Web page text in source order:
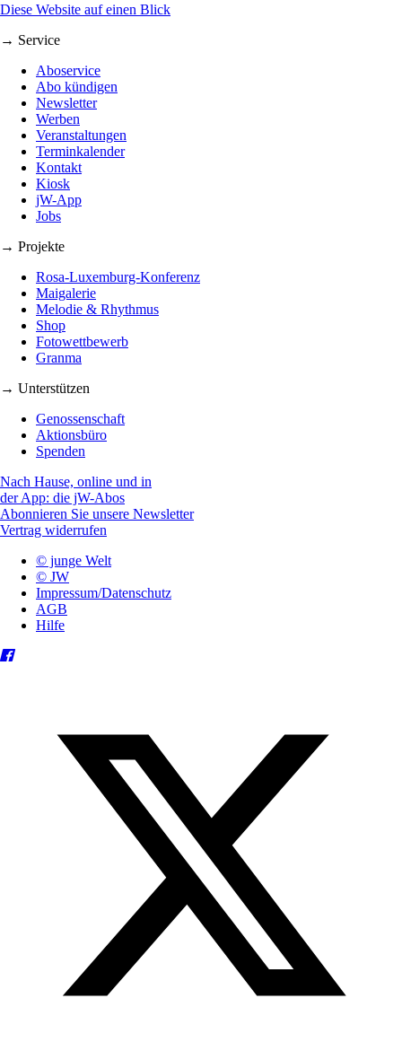
Diese Website auf einen Blick
→ Service
Aboservice
Abo kündigen
Newsletter
Werben
Veranstaltungen
Terminkalender
Kontakt
Kiosk
jW-App
Jobs
→ Projekte
Rosa-Luxemburg-Konferenz
Maigalerie
Melodie & Rhythmus
Shop
Fotowettbewerb
Granma
→ Unterstützen
Genossenschaft
Aktionsbüro
Spenden
Nach Hause, online und in
der App: die jW-Abos
Abonnieren Sie unsere Newsletter
Vertrag widerrufen
© junge Welt
© JW
Impressum/Datenschutz
AGB
Hilfe